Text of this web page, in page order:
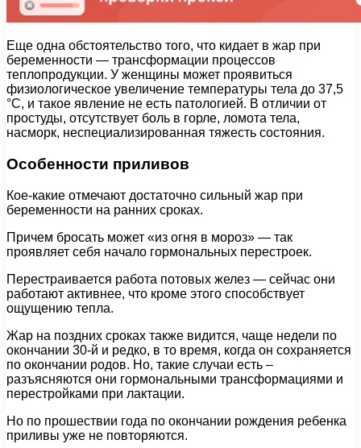
Еще одна обстоятельство того, что кидает в жар при
беременности — трансформации процессов
теплопродукции. У женщины может проявиться
физиологическое увеличение температуры тела до 37,5
°С, и такое явление не есть патологией. В отличии от
простуды, отсутствует боль в горле, ломота тела,
насморк, неспециализированная тяжесть состояния.
Особенности приливов
Кое-какие отмечают достаточно сильный жар при
беременности на ранних сроках.
Причем бросать может «из огня в мороз» — так
проявляет себя начало гормональных перестроек.
Перестраивается работа потовых желез — сейчас они
работают активнее, что кроме этого способствует
ощущению тепла.
Жар на поздних сроках также видится, чаще недели по
окончании 30-й и редко, в то время, когда он сохраняется
по окончании родов. Но, такие случаи есть –
разъясняются они гормональными трансформациями и
перестройками при лактации.
Но по прошествии года по окончании рождения ребенка
приливы уже не повторяются.